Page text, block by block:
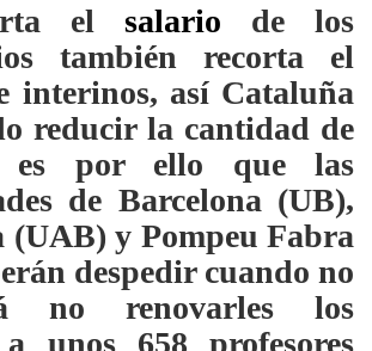
el salario de los
también recorta el
interinos, así Cataluña
reducir la cantidad de
es por ello que las
de Barcelona (UB),
(UAB) y Pompeu Fabra
despedir cuando no
no renovarles los
unos 658 profesores